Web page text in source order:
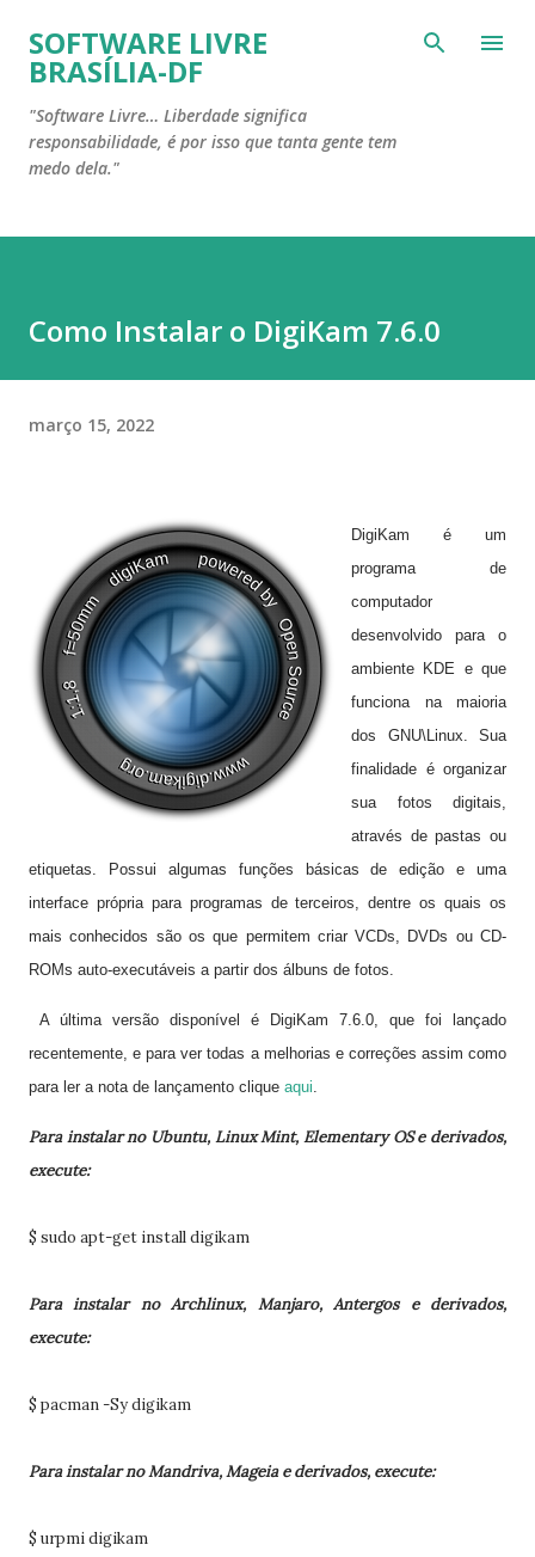
Pular para o conteúdo principal
SOFTWARE LIVRE
BRASÍLIA-DF
"Software Livre… Liberdade significa
responsabilidade, é por isso que tanta gente tem
medo dela."
Como Instalar o DigiKam 7.6.0
março 15, 2022
DigiKam é um
programa de
computador
desenvolvido para o
ambiente KDE e que
funciona na maioria
dos GNU\Linux. Sua
finalidade é organizar
sua fotos digitais,
através de pastas ou
etiquetas. Possui algumas funções básicas de edição e uma
interface própria para programas de terceiros, dentre os quais os
mais conhecidos são os que permitem criar VCDs, DVDs ou CD-
ROMs auto-executáveis a partir dos álbuns de fotos.
A última versão disponível é DigiKam 7.6.0, que foi
lançado
recentemente, e para ver todas a melhorias e correções assim como
para ler a nota de lançamento clique aqui.
Para instalar no Ubuntu, Linux Mint, Elementary OS e derivados,
execute:
$ sudo apt-get install digikam
Para instalar no Archlinux, Manjaro, Antergos e derivados,
execute:
$ pacman -Sy digikam
Para instalar no Mandriva, Mageia e derivados, execute:
$ urpmi digikam